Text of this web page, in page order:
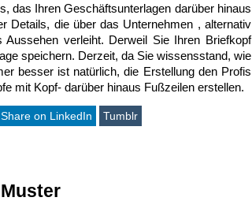
das Ihren Geschäftsunterlagen darüber hinaus
Details, die über das Unternehmen , alternativ
verleiht. Derweil Sie Ihren Briefkopf
speichern. Derzeit, da Sie wissensstand, wie
besser ist natürlich, die Erstellung den Profis
mit Kopf- darüber hinaus Fußzeilen erstellen.
Share on LinkedIn Tumblr